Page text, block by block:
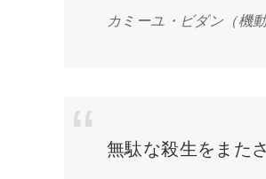
カミーユ・ビダン （機
無駄な殺生をまた